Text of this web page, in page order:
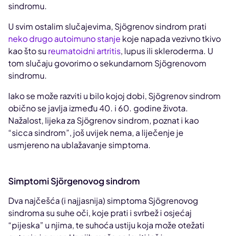
sindromu.
U svim ostalim slučajevima, Sjögrenov sindrom prati
neko drugo autoimuno stanje koje napada vezivno tkivo
kao što su reumatoidni artritis, lupus ili skleroderma. U
tom slučaju govorimo o sekundarnom Sjögrenovom
sindromu.
Iako se može razviti u bilo kojoj dobi, Sjögrenov sindrom
obično se javlja između 40. i 60. godine života.
Nažalost, lijeka za Sjögrenov sindrom, poznat i kao
“sicca sindrom”, još uvijek nema, a liječenje je
usmjereno na ublažavanje simptoma.
Simptomi Sjörgenovog sindrom
Dva najčešća (i najjasnija) simptoma Sjögrenovog
sindroma su suhe oči, koje prati i svrbež i osjećaj
“pijeska” u njima, te suhoća ustiju koja može otežati